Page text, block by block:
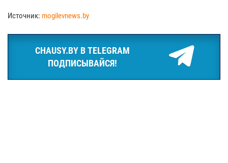
Источник: mogilevnews.by
CHAUSY.BY В TELEGRAM
ПОДПИСЫВАЙСЯ!